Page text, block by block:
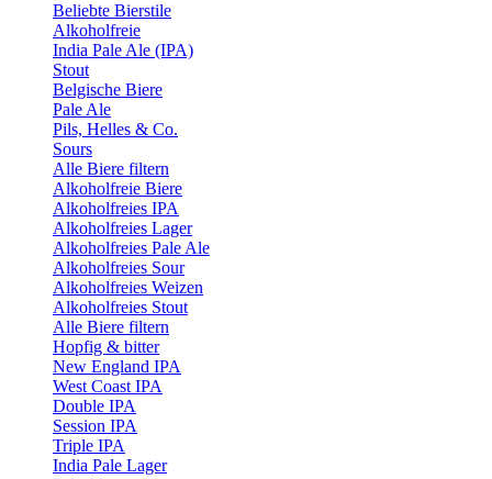
Beliebte Bierstile
Alkoholfreie
India Pale Ale (IPA)
Stout
Belgische Biere
Pale Ale
Pils, Helles & Co.
Sours
Alle Biere filtern
Alkoholfreie Biere
Alkoholfreies IPA
Alkoholfreies Lager
Alkoholfreies Pale Ale
Alkoholfreies Sour
Alkoholfreies Weizen
Alkoholfreies Stout
Alle Biere filtern
Hopfig & bitter
New England IPA
West Coast IPA
Double IPA
Session IPA
Triple IPA
India Pale Lager